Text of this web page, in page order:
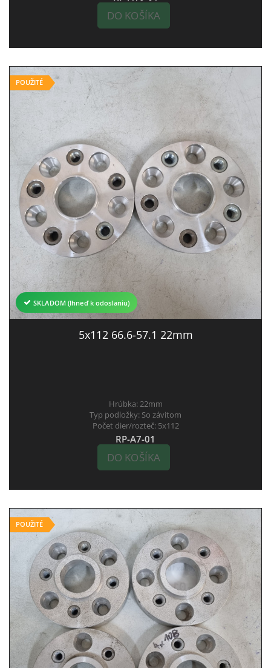
DO KOŠÍKA
POUŽITÉ
SKLADOM (Ihneď k odoslaniu)
5x112 66.6-57.1 22mm
Hrúbka:22mm
Typ podložky: So závitom
Počet dier/rozteč: 5x112
RP-A7-01
DO KOŠÍKA
POUŽITÉ